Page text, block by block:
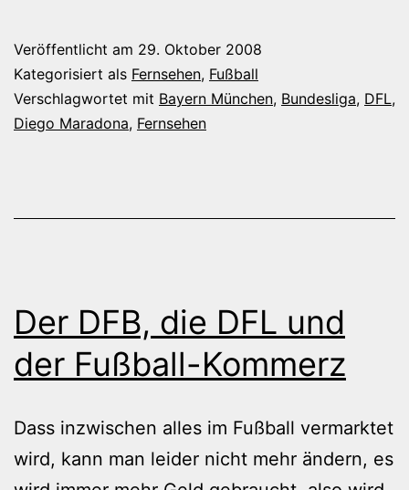
Veröffentlicht am 29. Oktober 2008
Kategorisiert als Fernsehen, Fußball
Verschlagwortet mit Bayern München, Bundesliga, DFL,
Diego Maradona, Fernsehen
Der DFB, die DFL und
der Fußball-Kommerz
Dass inzwischen alles im Fußball vermarktet
wird, kann man leider nicht mehr ändern, es